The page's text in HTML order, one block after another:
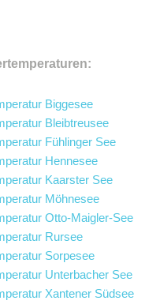
Biggesee
Bleibtreusee
Fühlinger See
Hennesee
Kaarster See
Möhnesee
Otto-Maigler-See
Rursee
Sorpesee
Unterbacher See
Xantener Südsee